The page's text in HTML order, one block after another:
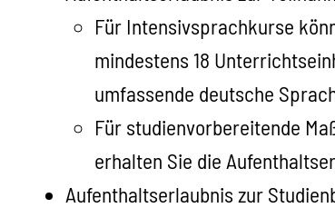
Für Intensivsprachkurse
mindestens 18
umfassende deutsche
Für studienvorbereitende
erhalten Sie die
Aufenthaltserlaubnis zur